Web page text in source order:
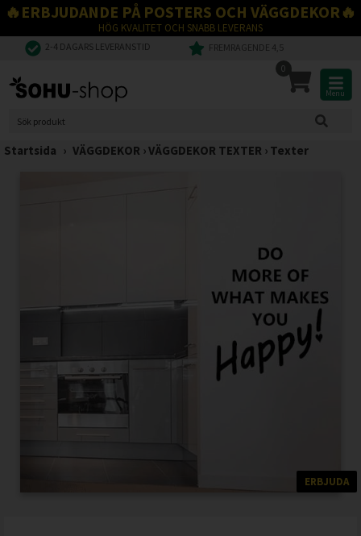
🔥ERBJUDANDE PÅ POSTERS OCH VÄGGDEKOR🔥
HÖG KVALITET OCH SNABB LEVERANS
2-4 DAGARS LEVERANSTID FREMRAGENDE 4,5
0
Menu
Startsida › VÄGGDEKOR ›VÄGGDEKOR TEXTER › Texter
ERBJUDA